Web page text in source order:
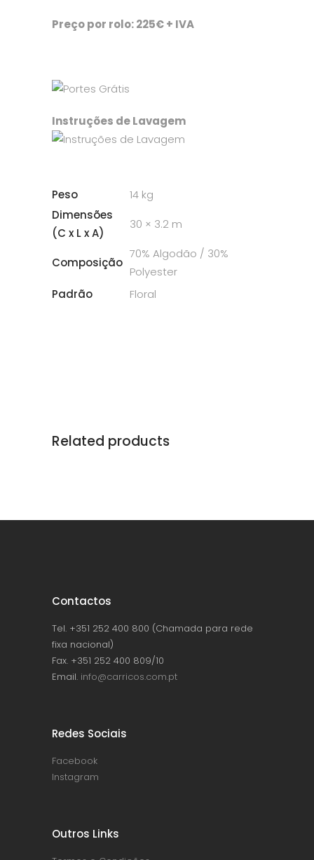
Preço por rolo: 225€ + IVA
Instruções de Lavagem
Peso
14 kg
Dimensões
(C x L x A)
30 × 3.2 m
Composição
70% Algodão / 30%
Polyester
Padrão
Floral
Related products
Outros Links
Redes Sociais
Facebook
Instagram
Contactos
Tel. +351 252 400 800 (Chamada para rede
fixa nacional)
Fax. +351 252 400 809/10
Email. info@carricos.com.pt